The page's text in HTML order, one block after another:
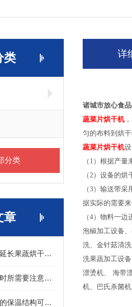
类
分类
章
定期维护保养可延长果蔬烘干机的使用寿命
选购果蔬烘干机时所需要注意的重要事项介绍
简述果蔬烘干机的保温结构可选方式
详
诸城市放心食
蔬菜片烘干机
匀的布料到烘
蔬菜片烘干机
（1）根据产
（2）设备的
（3）输送带
据实际的需要
（4）物料一
泡椒加工设备
洗、金针菇清
洗果蔬加工设
漂烫机、 海带
机、巴氏杀菌